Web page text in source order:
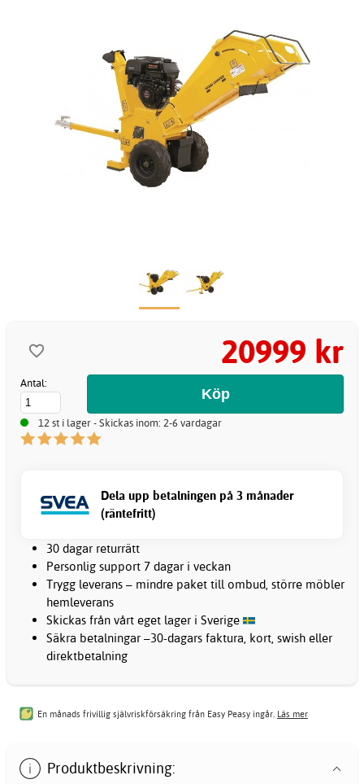
20999 kr
Antal:
12 st i lager - Skickas inom: 2-6 vardagar
Dela upp betalningen på 3 månader
(räntefritt)
30 dagar returrätt
Personlig support 7 dagar i veckan
Trygg leverans – mindre paket till ombud, större möbler
hemleverans
Skickas från vårt eget lager i Sverige
Säkra betalningar –30-dagars faktura, kort, swish eller
direktbetalning
En månads frivillig självriskförsäkring från Easy Peasy ingår. Läs mer
Produktbeskrivning: